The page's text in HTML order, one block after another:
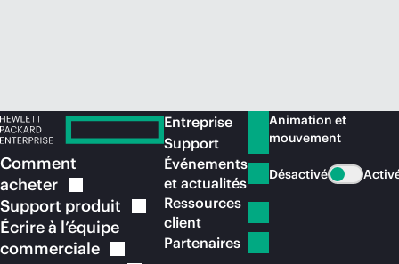
Comment
acheter
Support produit
Écrire à l’équipe
commerciale
Entreprise
Support
Événements
et actualités
Ressources
client
Partenaires
Animation et
mouvement
Désactivé